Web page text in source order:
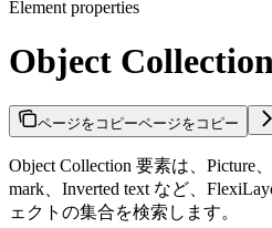
Element properties
Object Collection
ページをコピーページをコピー
Object Collection 要素は、Picture
mark、Inverted text など、
ェクトの集合を検索します。